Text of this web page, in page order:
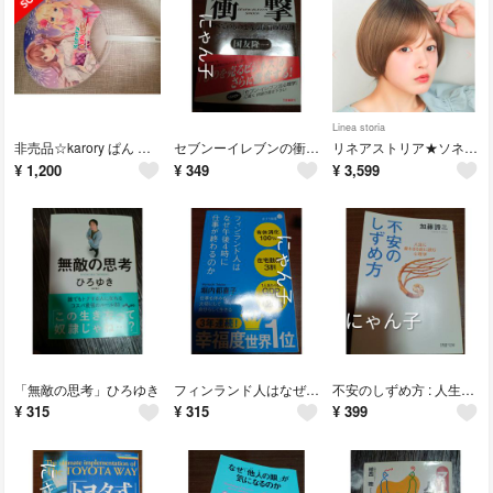
非売品☆karory ぱん ふたり展 うちわ 両面別絵柄
¥ 1,200
セブンーイレブンの衝撃 国友隆一
¥ 349
Linea storia
リネアストリア★ソネットショート チャイティーラテプリン ウィッグ M ボブ
¥ 3,599
「無敵の思考」ひろゆき
¥ 315
フィンランド人はなぜ午後4時に仕事が終わるのか堀内
¥ 315
不安のしずめ方 : 人生に疲れきる前に読む心理学 加藤諦三
¥ 399